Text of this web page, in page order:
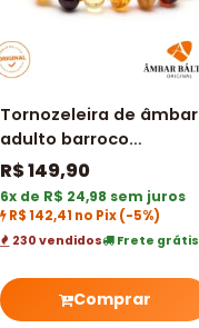
Tornozeleira de âmbar
adulto barroco
multicolor polido - 25
cm
R$149,90
6x de R$ 24,98 sem juros
R$ 142,41 no Pix(-5%)
230 vendidos Frete grátis
Comprar